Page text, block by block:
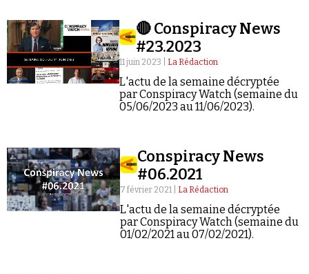
🔴 Conspiracy News
#23.2023
11 juin 2023 | La Rédaction
L'actu de la semaine décryptée
par Conspiracy Watch (semaine du
05/06/2023 au 11/06/2023).
Conspiracy News
#06.2021
7 février 2021 | La Rédaction
L'actu de la semaine décryptée
par Conspiracy Watch (semaine du
01/02/2021 au 07/02/2021).